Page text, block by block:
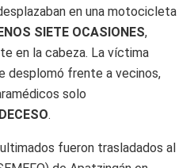
en una motocicleta
SIETE OCASIONES,
en la cabeza. La víctima
desplomó frente a vecinos,
solo
.
fueron trasladados al